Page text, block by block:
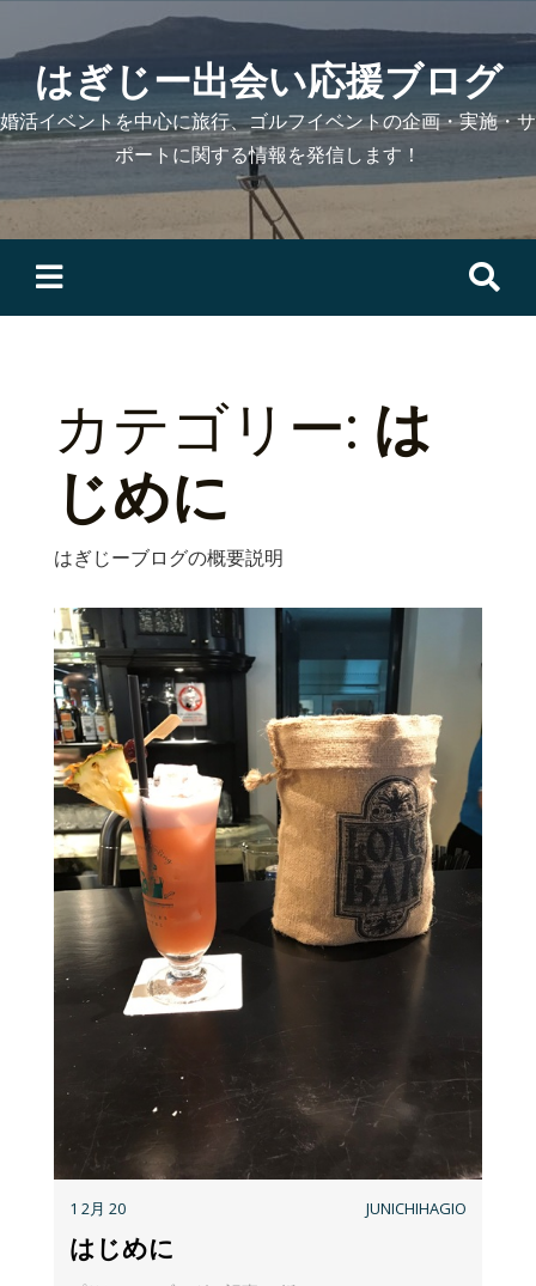
to
contentはぎじー出会い応援ブログ
婚活イベントを中心に旅行、ゴルフイベントの企画・実施・サ
ポートに関する情報を発信します！
カテゴリー: は
じめに
はぎじーブログの概要説明
1 2月 20 JUNICHIHAGIO
はじめに